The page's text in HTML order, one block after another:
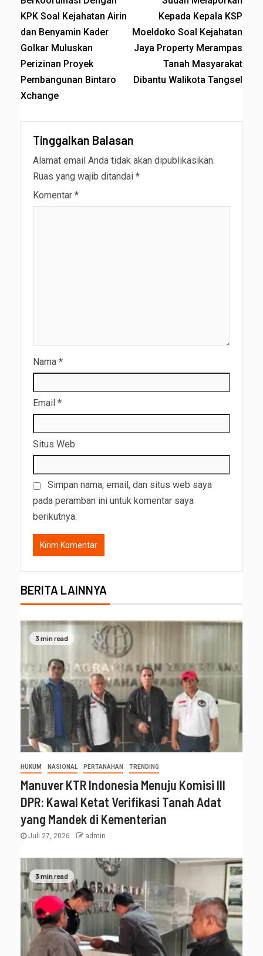
KPK Soal Kejahatan Airin
dan Benyamin Kader
Golkar Muluskan
Perizinan Proyek
Pembangunan Bintaro
Xchange
Kepada Kepala KSP
Moeldoko Soal Kejahatan
Jaya Property Merampas
Tanah Masyarakat
Dibantu Walikota Tangsel
Tinggalkan Balasan
Alamat email Anda tidak akan dipublikasikan.
Ruas yang wajib ditandai *
Komentar *
Nama *
Email *
Situs Web
Simpan nama, email, dan situs web saya
pada peramban ini untuk komentar saya
berikutnya.
BERITA LAINNYA
3 min read
HUKUM NASIONAL PERTANAHAN TRENDING
Manuver KTR Indonesia Menuju Komisi III
DPR: Kawal Ketat Verifikasi Tanah Adat
yang Mandek di Kementerian
Juli 27, 2026 admin
3 min read